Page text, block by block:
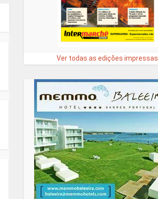
Ver todas as edições impressas